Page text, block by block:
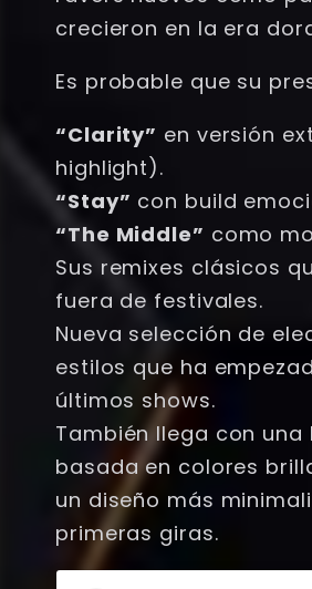
crecieron en la era
Es probable que su
“Clarity” en versión
highlight).
“Stay” con build
“The Middle” como
Sus remixes clásicos
fuera de festivales.
Nueva selección de
estilos que ha
últimos shows.
También llega con
basada en colores
un diseño más
primeras giras.